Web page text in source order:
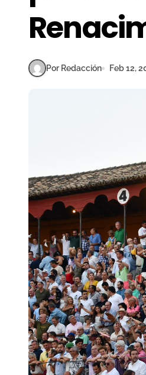
Por Redacción Feb 12,